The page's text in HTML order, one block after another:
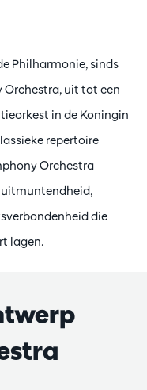
Philharmonie, sinds
Orchestra, uit tot een
in de Koningin
repertoire
Orchestra
die
lagen.